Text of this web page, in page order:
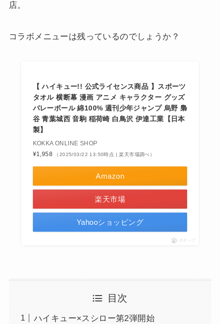
店。
コラボメニューは残っているのでしょうか？
【 ハイキュー!! 公式ライセンス商品 】スポーツ
タオル 横断幕 漫画 アニメ キャラクター グッズ
バレーボール 綿100% 週刊少年ジャンプ 烏野 梟
谷 青葉城西 音駒 稲荷崎 白鳥沢 伊達工業【日本
製】
KOKKA ONLINE SHOP
¥1,958
（2025/03/22 13:50時点 | 楽天市場調べ）
Amazon
楽天市場
Yahooショッピング
ポチップ
目次
ハイキュー×スシロー第2弾開始